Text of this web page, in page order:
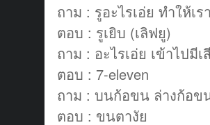
ถาม : รูอะไรเอ่ย ทำให้เ
ตอบ : รูเยิบ (เลิฟยู)
ถาม : อะไรเอ่ย เข้าไปมี
ตอบ : 7-eleven
ถาม : บนก้อขน ล่างก้อ
ตอบ : ขนตางัย